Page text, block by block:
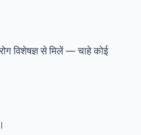
विशेषज्ञ से मिलें — चाहे कोई